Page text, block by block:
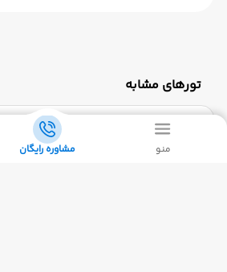
تورهای مشابه
منو مشاوره رایگان